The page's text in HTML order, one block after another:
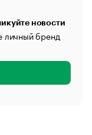
новости
личный бренд